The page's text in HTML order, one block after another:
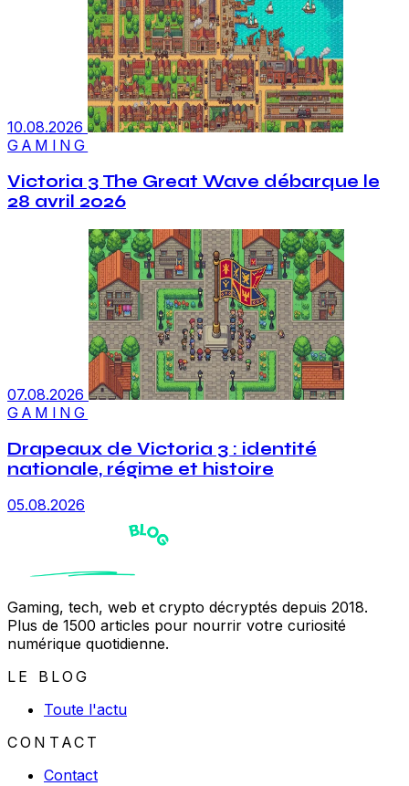
10.08.2026
GAMING
Victoria 3 The Great Wave débarque le
28 avril 2026
07.08.2026
GAMING
Drapeaux de Victoria 3 : identité
nationale, régime et histoire
05.08.2026
Gaming, tech, web et crypto décryptés depuis 2018.
Plus de 1500 articles pour nourrir votre curiosité
numérique quotidienne.
LE BLOG
Toute l'actu
CONTACT
Contact